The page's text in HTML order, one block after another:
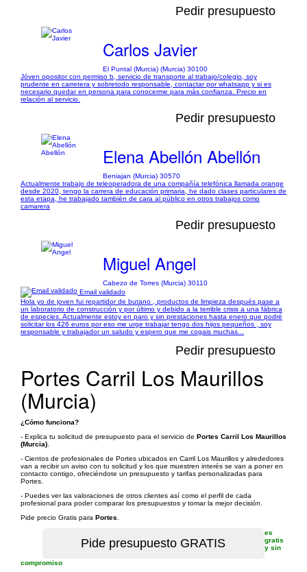
Pedir presupuesto
Carlos Javier
El Puntal (Murcia) (Murcia) 30100
Jóven opositor con permiso b, servicio de transporte al trabajo/colegio, soy
prudente en carretera y sobretodo responsable, contactar por whatsapp y si es
necesario quedar en persona para conocerme para más confianza. Precio en
relación al servicio.
Pedir presupuesto
Elena Abellón Abellón
Beniajan (Murcia) 30570
Actualmente trabajo de teleoperadora de una compañía telefónica llamada orange
desde 2020, tengo la carrera de educación primaria, he dado clases particulares de
esta etapa, he trabajado también de cara al público en otros trabajos como
camarera
Pedir presupuesto
Miguel Angel
Cabezo de Torres (Murcia) 30110
Email validado
Hola yo de joven fui repartidor de butano , productos de limpieza después pase a
un laboratorio de construcción y por último y debido a la terrible crisis a una fábrica
de especies. Actualmente estoy en paro y sin prestaciones hasta enero que podré
solicitar los 426 euros por eso me urge trabajar tengo dos hijos pequeños , soy
responsable y trabajador un saludo y espero que me cogais muchas...
Pedir presupuesto
Portes Carril Los Maurillos
(Murcia)
¿Cómo funciona?
- Explica tu solicitud de presupuesto para el servicio de Portes Carril Los Maurillos
(Murcia)
- Cientos de profesionales de Portes ubicados en Carril Los Maurillos y alrededores
van a recibir un aviso con tu solicitud y los que muestren interés se van a poner en
contacto contigo, ofreciéndote un presupuesto y tarifas personalizadas para
Portes.
- Puedes ver las valoraciones de otros clientes así como el perfil de cada
profesional para poder comparar los presupuestos y tomar la mejor decisión.
Pide precio Gratis para Portes
es
gratis
y sin
compromiso